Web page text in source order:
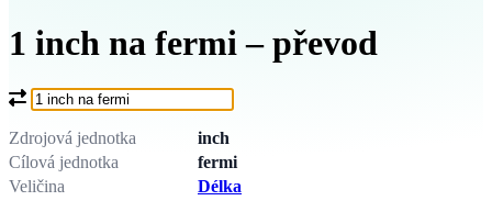
1 inch na fermi – převod
Co chcete převést?
Zdrojová jednotka
inch
Cílová jednotka
fermi
Veličina
Délka